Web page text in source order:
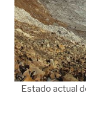
Estado actual